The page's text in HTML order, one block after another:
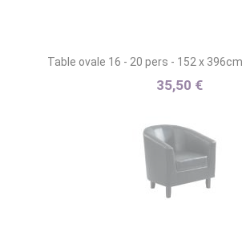
Table ovale 16 - 20 pers - 152 x
35,50 €